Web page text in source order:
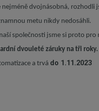
dvojnásobná, rozhodli
metu nikdy nedosáhli.
společnosti jsme si proto
dvouleté záruky na tři roky.
a trvá do 1.11.2023